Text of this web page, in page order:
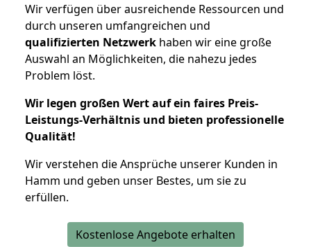
Wir verfügen über ausreichende Ressourcen und
durch unseren umfangreichen und
qualifizierten Netzwerk haben wir eine große
Auswahl an Möglichkeiten, die nahezu jedes
Problem löst.
Wir legen großen Wert auf ein faires Preis-
Leistungs-Verhältnis und bieten professionelle
Qualität!
Wir verstehen die Ansprüche unserer Kunden in
Hamm und geben unser Bestes, um sie zu
erfüllen.
Kostenlose Angebote erhalten